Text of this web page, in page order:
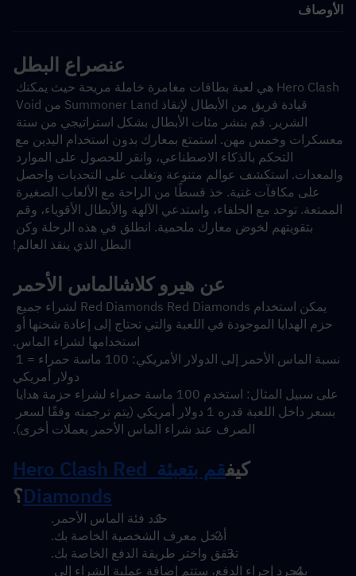
الأوصاف
عنصراع البطل
البطل الذي ينقذ العالم!
عن هيرو كلاشالماس الأحمر
استخدامها لشراء الماس.
دولار أمريكي
الصرف عند شراء الماس الأحمر بعملات أخرى).
كيف
قم بتعبئة Hero Clash Red
Diamonds؟
حدد فئة الماس الأحمر.
أدخل معرف الشخصية الخاصة بك.
تحقق واختر طريقة الدفع الخاصة بك.